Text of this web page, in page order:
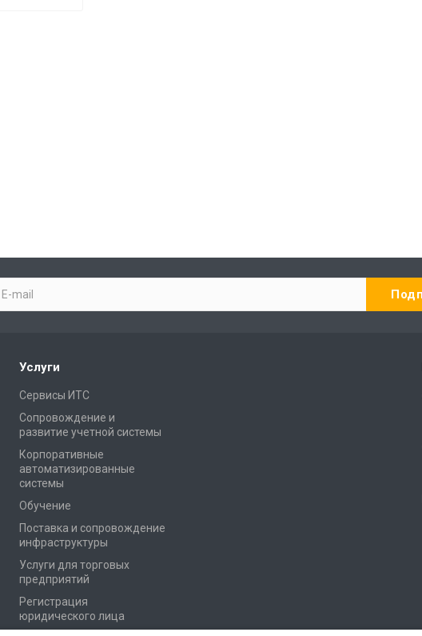
Услуги
Сервисы ИТС
Сопровождение и
развитие учетной системы
Корпоративные
автоматизированные
системы
Обучение
Поставка и сопровождение
инфраструктуры
Услуги для торговых
предприятий
Регистрация
юридического лица